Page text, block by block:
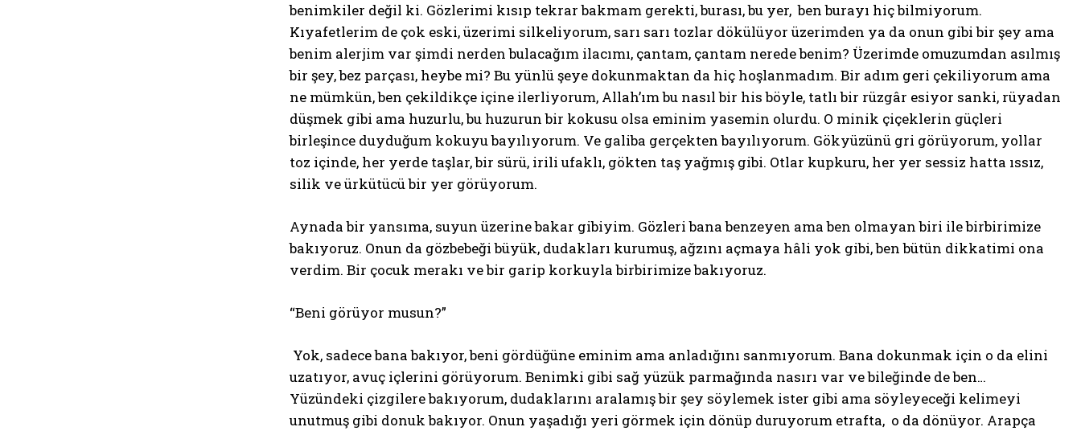
benimkiler değil ki. Gözlerimi kısıp tekrar bakmam gerekti, burası, bu yer, ben burayı hiç bilmiyorum.
Kıyafetlerim de çok eski, üzerimi silkeliyorum, sarı sarı tozlar dökülüyor üzerimden ya da onun gibi bir şey ama
benim alerjim var şimdi nerden bulacağım ilacımı, çantam, çantam nerede benim? Üzerimde omuzumdan asılmış
bir şey, bez parçası, heybe mi? Bu yünlü şeye dokunmaktan da hiç hoşlanmadım. Bir adım geri çekiliyorum ama
ne mümkün, ben çekildikçe içine ilerliyorum, Allah’ım bu nasıl bir his böyle, tatlı bir rüzgâr esiyor sanki, rüyadan
düşmek gibi ama huzurlu, bu huzurun bir kokusu olsa eminim yasemin olurdu. O minik çiçeklerin güçleri
birleşince duyduğum kokuyu bayılıyorum. Ve galiba gerçekten bayılıyorum. Gökyüzünü gri görüyorum, yollar
toz içinde, her yerde taşlar, bir sürü, irili ufaklı, gökten taş yağmış gibi. Otlar kupkuru, her yer sessiz hatta ıssız,
silik ve ürkütücü bir yer görüyorum.
Aynada bir yansıma, suyun üzerine bakar gibiyim. Gözleri bana benzeyen ama ben olmayan biri ile birbirimize
bakıyoruz. Onun da gözbebeği büyük, dudakları kurumuş, ağzını açmaya hâli yok gibi, ben bütün dikkatimi ona
verdim. Bir çocuk merakı ve bir garip korkuyla birbirimize bakıyoruz.
“Beni görüyor musun?”
Yok, sadece bana bakıyor, beni gördüğüne eminim ama anladığını sanmıyorum. Bana dokunmak için o da elini
uzatıyor, avuç içlerini görüyorum. Benimki gibi sağ yüzük parmağında nasırı var ve bileğinde de ben…
Yüzündeki çizgilere bakıyorum, dudaklarını aralamış bir şey söylemek ister gibi ama söyleyeceği kelimeyi
unutmuş gibi donuk bakıyor. Onun yaşadığı yeri görmek için dönüp duruyorum etrafta, o da dönüyor. Arapça